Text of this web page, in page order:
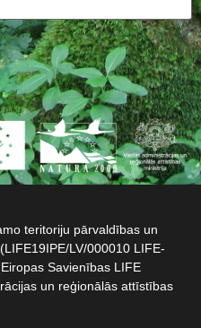
teritoriju pārvaldības un
LV/000010 LIFE-
Savienības LIFE
un reģionālās attīstības